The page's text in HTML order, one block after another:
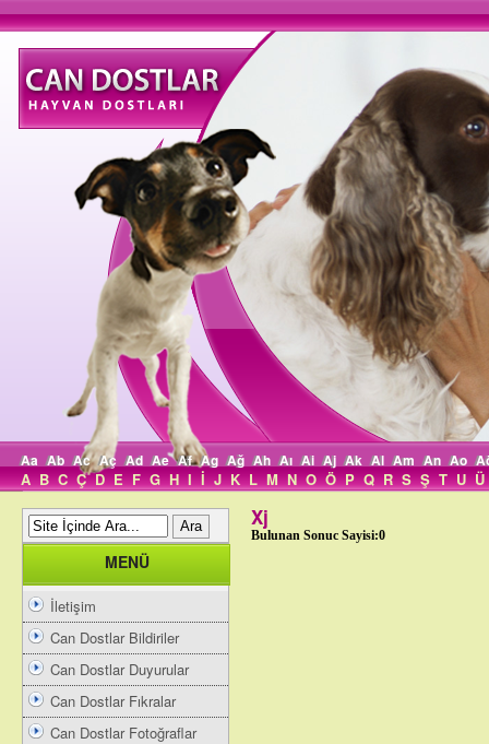
Aa Ab Ac Aç Ad Ae Af Ag Ağ Ah Aı Ai Aj Ak Al Am An Ao
A B C Ç D E F G H I İ J K L M N O Ö P Q R S Ş T U Ü
MENÜ
İletişim
Can Dostlar Bildiriler
Can Dostlar Duyurular
Can Dostlar Fıkralar
Can Dostlar Fotoğraflar
Xj
Bulunan Sonuc Sayisi:0